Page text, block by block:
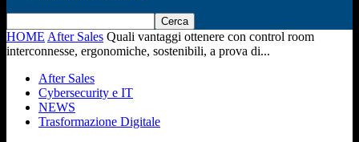
HOME After Sales Quali vantaggi ottenere con control room
interconnesse, ergonomiche, sostenibili, a prova di...
After Sales
Cybersecurity e IT
NEWS
Trasformazione Digitale